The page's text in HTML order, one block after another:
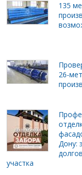
135
26-
Дону:
участка